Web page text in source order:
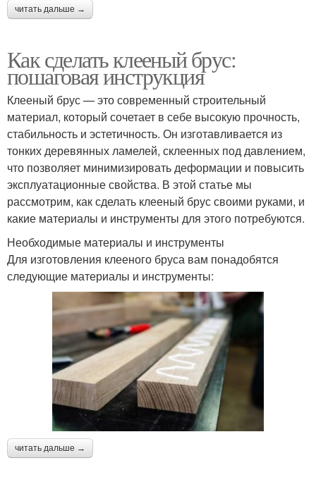
читать дальше →
Как сделать клееный брус:
пошаговая инструкция
Клееный брус — это современный строительный
материал, который сочетает в себе высокую прочность,
стабильность и эстетичность. Он изготавливается из
тонких деревянных ламелей, склеенных под давлением,
что позволяет минимизировать деформации и повысить
эксплуатационные свойства. В этой статье мы
рассмотрим, как сделать клееный брус своими руками, и
какие материалы и инструменты для этого потребуются.
Необходимые материалы и инструменты
Для изготовления клееного бруса вам понадобятся
следующие материалы и инструменты:
читать дальше →